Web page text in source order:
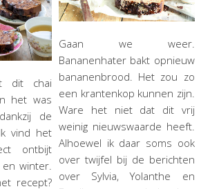
dit chai
het was
de
vind het
ontbijt
winter.
recept?
Gaan we weer.
Bananenhater bakt opnieuw
bananenbrood. Het zou zo
een krantenkop kunnen zijn.
Ware het niet dat dit vrij
weinig nieuwswaarde heeft.
Alhoewel ik daar soms ook
over twijfel bij de berichten
over Sylvia, Yolanthe en